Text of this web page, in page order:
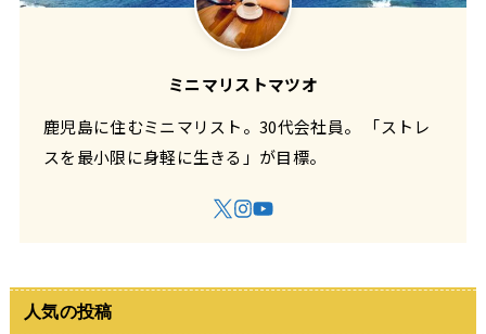
ミニマリストマツオ
鹿児島に住むミニマリスト。30代会社員。 「ストレ
スを最小限に身軽に生きる」が目標。
人気の投稿